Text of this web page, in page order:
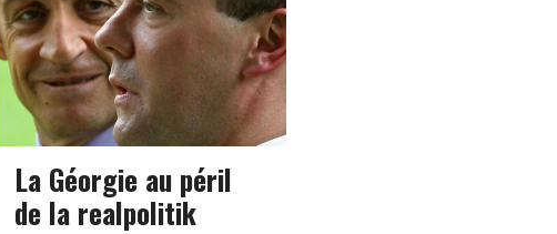
La Géorgie au péril
de la realpolitik